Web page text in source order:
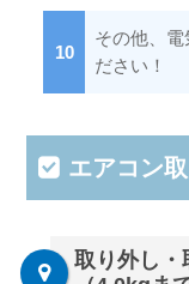
その他、電
ださい！
エアコン
取り外し